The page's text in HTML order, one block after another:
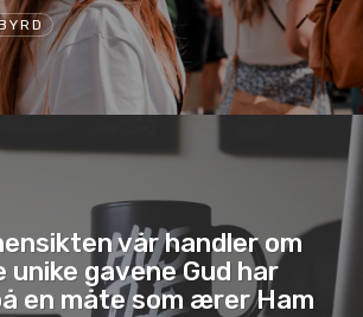
vår handler om
unike gavene Gud har
en måte som ærer Ham